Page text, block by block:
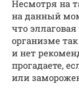
Несмотря на
на данный
что
организме
и нет
прогадаете,
или